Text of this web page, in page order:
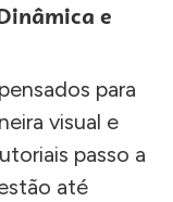
e
para
visual e
passo a
até